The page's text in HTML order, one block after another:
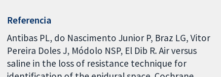
Referencia
Antibas PL, do Nascimento Junior P, Braz LG, Vitor
Pereira Doles J, Módolo NSP, El Dib R. Air versus
saline in the loss of resistance technique for